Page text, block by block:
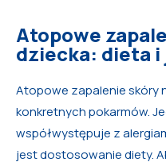
Atopowe
dziecka: dieta
Atopowe zapalenie skóry
konkretnych pokarmów.
współwystępuje z
jest dostosowanie diety.